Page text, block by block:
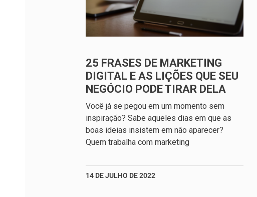
25 FRASES DE MARKETING
DIGITAL E AS LIÇÕES QUE SEU
NEGÓCIO PODE TIRAR DELA
Você já se pegou em um momento sem
inspiração? Sabe aqueles dias em que as
boas ideias insistem em não aparecer?
Quem trabalha com marketing
14 DE JULHO DE 2022